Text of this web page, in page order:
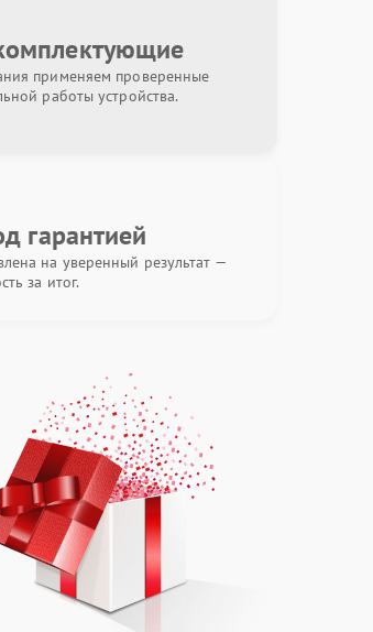
применяем проверенные
работы устройства.
гарантией
на уверенный результат —
за итог.